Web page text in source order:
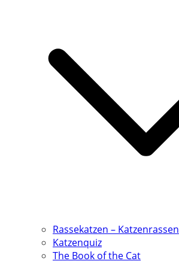
Rassekatzen – Katzenrassen
Katzenquiz
The Book of the Cat